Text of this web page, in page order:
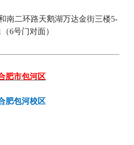
南二环路天鹅湖万达金街三楼5-
（6号门对面）
肥市包河区
肥包河校区